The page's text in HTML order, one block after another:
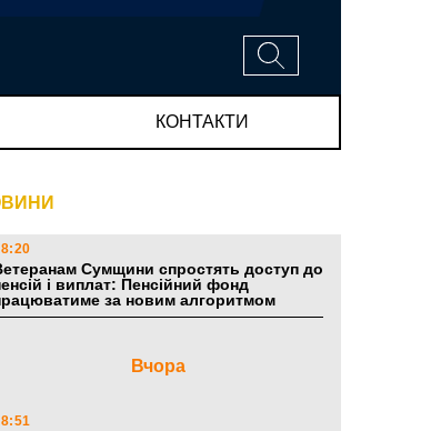
КОНТАКТИ
Сумщини спростять доступ до
і виплат: Пенсійний фонд
за новим алгоритмом
Вчора